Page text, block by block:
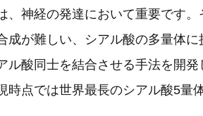
、神経の発達において重要です
成が難しい、シアル酸の多量体
ル酸同士を結合させる手法を開
時点では世界最長のシアル酸5量